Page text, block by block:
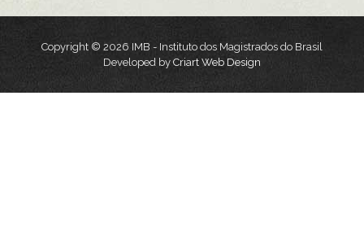
Copyright © 2026 IMB - Instituto dos Magistrados do Brasil
Developed byCriart Web Design